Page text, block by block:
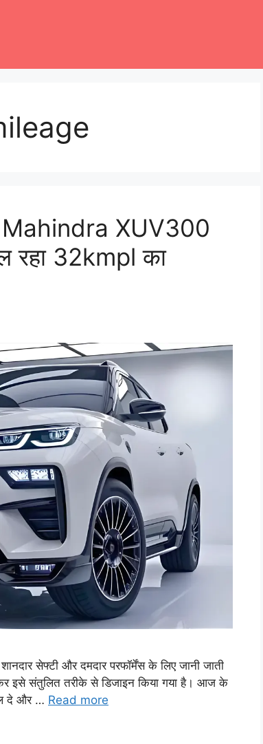
Mahindra XUV300
रहा 32kmpl का
सेफ्टी और दमदार परफॉर्मेंस के लिए जानी जाती
इसे संतुलित तरीके से डिजाइन किया गया है। आज के
दे और … Read more